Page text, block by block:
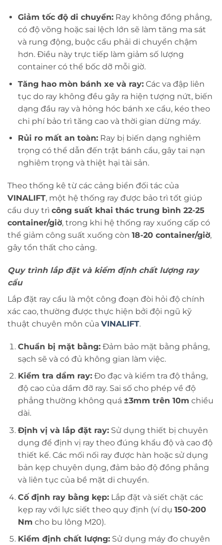
Giảm tốc độ di chuyển:Ray không đồng phẳng,
có độ võng hoặc sai lệch lớn sẽ làm tăng ma sát
và rung động, buộc cẩu phải di chuyển chậm
hơn. Điều này trực tiếp làm giảm số lượng
container có thể bốc dỡ mỗi giờ.
Tăng hao mòn bánh xe và ray:Các va đập liên
tục do ray không đều gây ra hiện tượng nứt, biến
dạng đầu ray và hỏng hóc bánh xe cẩu, kéo theo
chi phí bảo trì tăng cao và thời gian dừng máy.
Rủi ro mất an toàn:Ray bị biến dạng nghiêm
trọng có thể dẫn đến trật bánh cẩu, gây tai nạn
nghiêm trọng và thiệt hại tài sản.
Theo thống kê từ các cảng biển đối tác của
VINALIFT, một hệ thống ray được bảo trì tốt giúp
cẩu duy trì công suất khai thác trung bình 22-25
container/giờ, trong khi hệ thống ray xuống cấp có
thể giảm công suất xuống còn 18-20 container/giờ,
gây tổn thất cho cảng.
Quy trình lắp đặt và kiểm định chất lượng ray
cẩu
Lắp đặt ray cẩu là một công đoạn đòi hỏi độ chính
xác cao, thường được thực hiện bởi đội ngũ kỹ
thuật chuyên môn của VINALIFT.
Chuẩn bị mặt bằng:Đảm bảo mặt bằng phẳng,
sạch sẽ và có đủ không gian làm việc.
Kiểm tra dầm ray:Đo đạc và kiểm tra độ thẳng,
độ cao của dầm đỡ ray. Sai số cho phép về độ
phẳng thường không quá ±3mm trên 10m chiều
dài.
Định vị và lắp đặt ray:Sử dụng thiết bị chuyên
dụng để định vị ray theo đúng khẩu độ và cao độ
thiết kế. Các mối nối ray được hàn hoặc sử dụng
bản kẹp chuyên dụng, đảm bảo độ đồng phẳng
và liên tục của bề mặt di chuyển.
Cố định ray bằng kẹp:Lắp đặt và siết chặt các
kẹp ray với lực siết theo quy định (ví dụ 150-200
Nm cho bu lông M20).
Kiểm định chất lượng:Sử dụng máy đo chuyên